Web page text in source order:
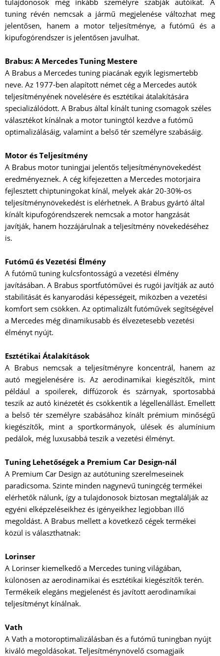
tuning révén nemcsak a jármű megjelenése változhat meg
jelentősen, hanem a motor teljesítménye, a futómű és a
kipufogórendszer is jelentősen javulhat.
Brabus: A Mercedes Tuning Mestere
A Brabus a Mercedes tuning piacának egyik legismertebb
neve. Az 1977-ben alapított német cég a Mercedes autók
teljesítményének növelésére és esztétikai átalakítására
specializálódott. A Brabus által kínált tuning csomagok széles
választékot kínálnak a motor tuningtól kezdve a futómű
optimalizálásáig, valamint a belső tér személyre szabásáig.
Motor és Teljesítmény
A Brabus motor tuningjai jelentős teljesítménynövekedést
eredményeznek. A cég kifejezetten a Mercedes motorjaira
fejlesztett chiptuningokat kínál, melyek akár 20-30%-os
teljesítménynövekedést is elérhetnek. A Brabus gyártó által
kínált kipufogórendszerek nemcsak a motor hangzását
javítják, hanem hozzájárulnak a teljesítmény növekedéséhez
is.
Futómű és Vezetési Élmény
A futómű tuning kulcsfontosságú a vezetési élmény
javításában. A Brabus sportfutóművei és rugói javítják az autó
stabilitását és kanyarodási képességeit, miközben a vezetési
komfort sem csökken. Az optimalizált futóművek segítségével
a Mercedes még dinamikusabb és élvezetesebb vezetési
élményt nyújt.
Esztétikai Átalakítások
A Brabus nemcsak a teljesítményre koncentrál, hanem az
autó megjelenésére is. Az aerodinamikai kiegészítők, mint
például a spoilerek, diffúzorok és szárnyak, sportosabbá
teszik az autó kinézetét és csökkentik a légellenállást. Emellett
a belső tér személyre szabásához kínált prémium minőségű
kiegészítők, mint a sportkormányok, ülések és alumínium
pedálok, még luxusabbá teszik a vezetési élményt.
Tuning Lehetőségek a Premium Car Design-nál
A Premium Car Design az autótuning szerelmeseinek
paradicsoma. Szinte minden nagynevű tuningcég termékei
elérhetők nálunk, így a tulajdonosok biztosan megtalálják az
egyéni elképzeléseikhez és igényeikhez legjobban illő
megoldást. A Brabus mellett a következő cégek termékei
közül is választhatnak:
Lorinser
A Lorinser kiemelkedő a Mercedes tuning világában,
különösen az aerodinamikai és esztétikai kiegészítők terén.
Termékeik elegáns megjelenést és javított aerodinamikai
teljesítményt kínálnak.
Vath
A Vath a motoroptimalizálásban és a futómű tuningban nyújt
kiváló megoldásokat. Teljesítménynövelő csomagjaik